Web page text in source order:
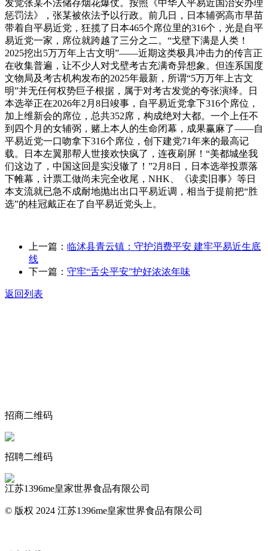
发觉张某不法储存烟花爆仗。按照《中华人平易近国治安办理
惩罚法》，张某被依法予以行政。前几日，日本辅弼高市早苗
带着自平易近党，狂揽了日本465个席位里的316个，光是自平
易近党一家，席位就跨越了三分之二。“戈壁下满是人类！
2025挖出5万万年上古文明”——近期这类极具冲击力的传言正
在收集普遍，让不少人对戈壁考古充满奇异想象。但连系国度
文物局及考古机构发布的2025年最新，所谓“5万万年上古文
明”并无任何权势巨子根据，属于对考古发觉的夸张演绎。日
本选举正在2026年2月8日竣事，自平易近党拿下316个席位，
加上维新会的席位，总共352席，构成绝对大都。一个上任不
到四个月的女辅弼，赌上本人的生命闭幕，成果赢麻了——自
平易近党一口吻拿下316个席位，创下建党71年来的最高记
载。日本左翼那帮人世接欢快疯了，连夜刷屏！“美都城坐我
们这边了，中国这回是实没辙了！”2月8日，日本选举投票落
下帷幕，计票工做尚未完全收尾，NHK、《读卖旧事》等日
本支流就已急不成耐地抛出出口平易近调，相当于提前把“胜
选”的桂冠戴正在了自平易近党头上。
上一篇： 临沭县青云镇：守护消费平安 建牢平易近生底
线
下一篇： 守牢“舌尖平安”护好浓浓年味
返回列表
招商二维码
招聘二维码
江苏1396me皇家世界食品有限公司
© 版权 2024 江苏1396me皇家世界食品有限公司